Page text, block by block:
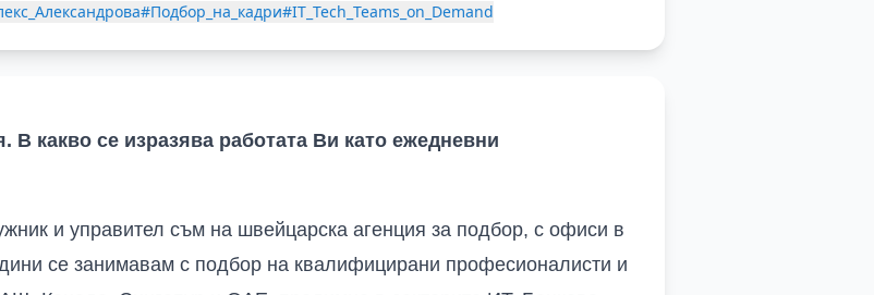
#Подбор_на_кадри#IT_Tech_Teams_on_Demand
В какво се изразява работата Ви като ежедневни
и управител съм на швейцарска агенция за подбор, с офиси в
се занимавам с подбор на квалифицирани професионалисти и